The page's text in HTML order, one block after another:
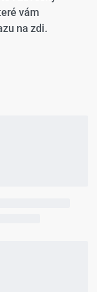
vám
na zdi.